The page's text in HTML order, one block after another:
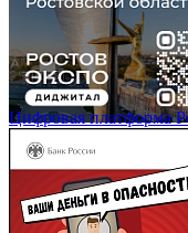
Цифровая платформа